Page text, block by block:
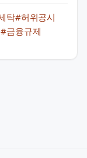
탁#허위공시
#금융규제